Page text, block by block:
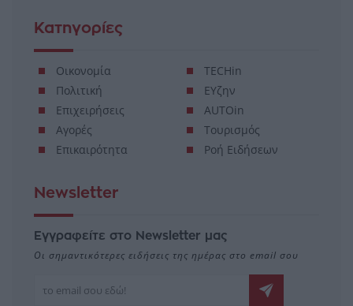
Κατηγορίες
Οικονομία
Πολιτική
Επιχειρήσεις
Αγορές
TECHin
ΕΥζην
AUTOin
Τουρισμός
Newsletter
Εγγραφείτε στο Newsletter μας
Οι σημαντικότερες ειδήσεις της ημέρας στο email σου